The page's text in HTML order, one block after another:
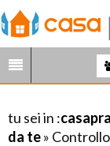
tu sei in :
da te»